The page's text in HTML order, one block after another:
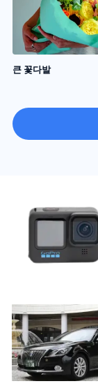
큰 꽃다발